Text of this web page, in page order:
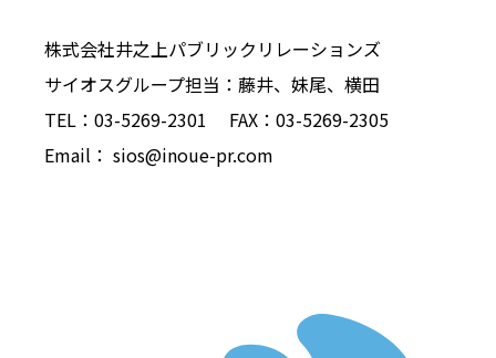
株式会社井之上パブリックリレーションズ
サイオスグループ担当：藤井、妹尾、横田
TEL：03-5269-2301 FAX：03-5269-2305
Email： sios@inoue-pr.com